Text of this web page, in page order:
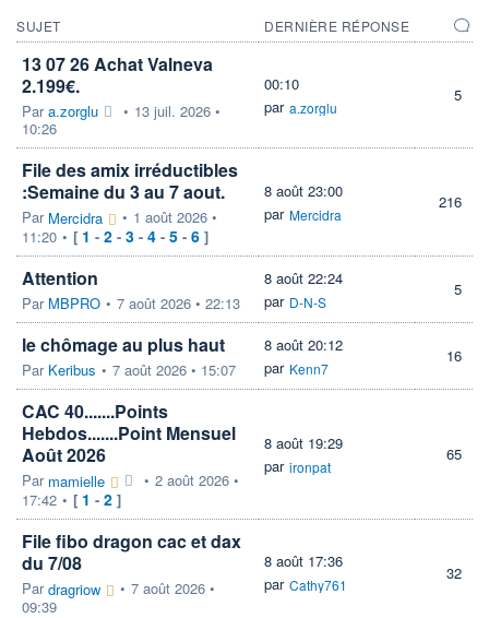
SUJET DERNIÈRE RÉPONSE
13 07 26 Achat Valneva
2.199€.
Para.zorglu • 13 juil. 2026 •
10:26
00:10
par a.zorglu
5
File des amix irréductibles
:Semaine du 3 au 7 aout.
Par Mercidra • 1 août 2026 •
11:20 • [ 1 - 2 - 3 - 4 - 5 - 6 ]
8 août 23:00
par Mercidra
216
Attention
Par MBPRO • 7 août 2026 • 22:13
8 août 22:24
par D-N-S
5
le chômage au plus haut
Par Keribus • 7 août 2026 • 15:07
8 août 20:12
par Kenn7
16
CAC 40.......Points
Hebdos.......Point Mensuel
Août 2026
Par mamielle • 2 août 2026 •
17:42 • [ 1 - 2 ]
8 août 19:29
par ironpat
65
File fibo dragon cac et dax
du 7/08
Pardragriow • 7 août 2026 •
09:39
8 août 17:36
par Cathy761
32